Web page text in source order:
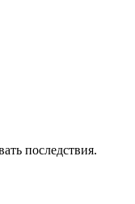
последствия.